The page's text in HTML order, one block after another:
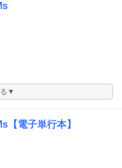
る▼
【電子単行本】